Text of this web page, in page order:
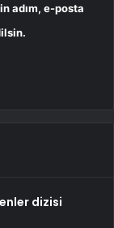
adım, e-posta
dizisi